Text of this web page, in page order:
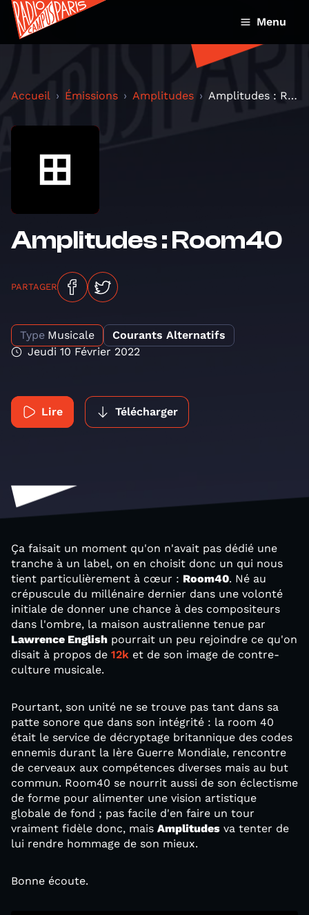
Menu
Accueil Émissions Amplitudes Amplitudes : Room40
Amplitudes : Room40
PARTAGER
Type Musicale
Courants Alternatifs
Jeudi 10 Février 2022
Lire Télécharger
Ça faisait un moment qu'on n'avait pas dédié une
tranche à un label, on en choisit donc un qui nous
tient particulièrement à cœur : Room40. Né au
crépuscule du millénaire dernier dans une volonté
initiale de donner une chance à des compositeurs
dans l'ombre, la maison australienne tenue par
Lawrence English pourrait un peu rejoindre ce qu'on
disait à propos de 12k et de son image de contre-
culture musicale.
Pourtant, son unité ne se trouve pas tant dans sa
patte sonore que dans son intégrité : la room 40
était le service de décryptage britannique des codes
ennemis durant la Ière Guerre Mondiale, rencontre
de cerveaux aux compétences diverses mais au but
commun. Room40 se nourrit aussi de son éclectisme
de forme pour alimenter une vision artistique
globale de fond ; pas facile d'en faire un tour
vraiment fidèle donc, mais Amplitudes va tenter de
lui rendre hommage de son mieux.
Bonne écoute.